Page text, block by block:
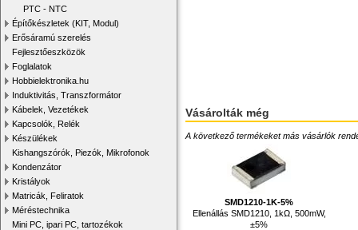
PTC - NTC
Építőkészletek (KIT, Modul)
Erősáramú szerelés
Fejlesztőeszközök
Foglalatok
Hobbielektronika.hu
Induktivitás, Transzformátor
Kábelek, Vezetékek
Kapcsolók, Relék
Készülékek
Kishangszórók, Piezók, Mikrofonok
Kondenzátor
Kristályok
Matricák, Feliratok
Méréstechnika
Mini PC, ipari PC, tartozékok
Vásárolták még
A következő termékeket más vásárlók
SMD1210-1K-5%
Ellenállás SMD1210, 1kΩ, 500mW,
±5%